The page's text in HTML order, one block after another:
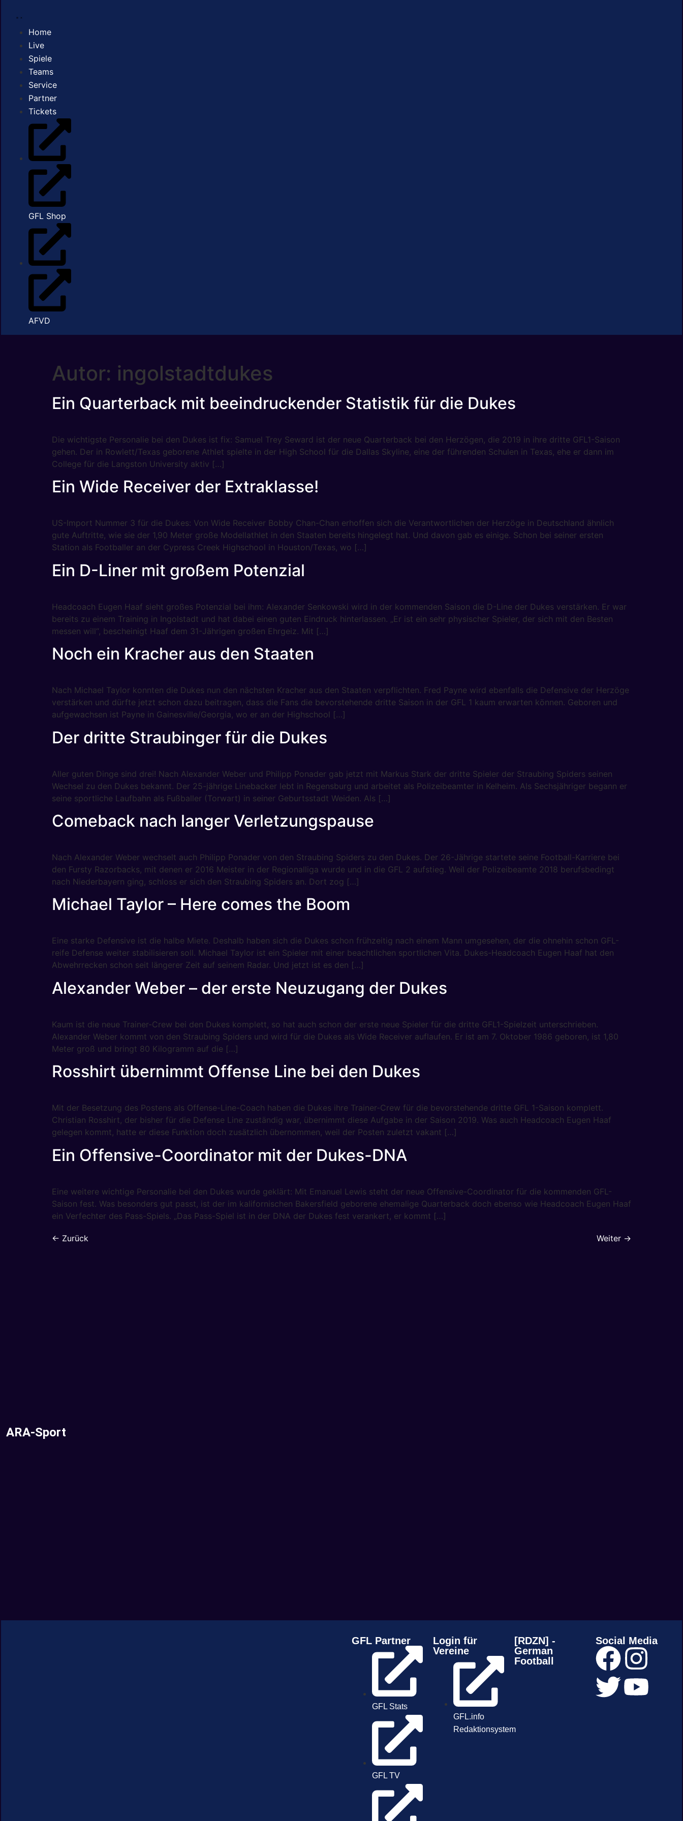
Home
Live
Spiele
Teams
Service
Partner
Tickets
GFL Shop
AFVD
Autor: ingolstadtdukes
Ein Quarterback mit beeindruckender Statistik für die Dukes
Die wichtigste Personalie bei den Dukes ist fix: Samuel Trey Seward ist der neue Quarterback bei den Herzögen, die 2019 in ihre dritte GFL1-Saison
gehen. Der in Rowlett/Texas geborene Athlet spielte in der High School für die Dallas Skyline, eine der führenden Schulen in Texas, ehe er dann im
College für die Langston University aktiv […]
Ein Wide Receiver der Extraklasse!
US-Import Nummer 3 für die Dukes: Von Wide Receiver Bobby Chan-Chan erhoffen sich die Verantwortlichen der Herzöge in Deutschland ähnlich
gute Auftritte, wie sie der 1,90 Meter große Modellathlet in den Staaten bereits hingelegt hat. Und davon gab es einige. Schon bei seiner ersten
Station als Footballer an der Cypress Creek Highschool in Houston/Texas, wo […]
Ein D-Liner mit großem Potenzial
Headcoach Eugen Haaf sieht großes Potenzial bei ihm: Alexander Senkowski wird in der kommenden Saison die D-Line der Dukes verstärken. Er war
bereits zu einem Training in Ingolstadt und hat dabei einen guten Eindruck hinterlassen. „Er ist ein sehr physischer Spieler, der sich mit den Besten
messen will“, bescheinigt Haaf dem 31-Jährigen großen Ehrgeiz. Mit […]
Noch ein Kracher aus den Staaten
Nach Michael Taylor konnten die Dukes nun den nächsten Kracher aus den Staaten verpflichten. Fred Payne wird ebenfalls die Defensive der Herzöge
verstärken und dürfte jetzt schon dazu beitragen, dass die Fans die bevorstehende dritte Saison in der GFL 1 kaum erwarten können. Geboren und
aufgewachsen ist Payne in Gainesville/Georgia, wo er an der Highschool […]
Der dritte Straubinger für die Dukes
Aller guten Dinge sind drei! Nach Alexander Weber und Philipp Ponader gab jetzt mit Markus Stark der dritte Spieler der Straubing Spiders seinen
Wechsel zu den Dukes bekannt. Der 25-jährige Linebacker lebt in Regensburg und arbeitet als Polizeibeamter in Kelheim. Als Sechsjähriger begann er
seine sportliche Laufbahn als Fußballer (Torwart) in seiner Geburtsstadt Weiden. Als […]
Comeback nach langer Verletzungspause
Nach Alexander Weber wechselt auch Philipp Ponader von den Straubing Spiders zu den Dukes. Der 26-Jährige startete seine Football-Karriere bei
den Fursty Razorbacks, mit denen er 2016 Meister in der Regionalliga wurde und in die GFL 2 aufstieg. Weil der Polizeibeamte 2018 berufsbedingt
nach Niederbayern ging, schloss er sich den Straubing Spiders an. Dort zog […]
Michael Taylor – Here comes the Boom
Eine starke Defensive ist die halbe Miete. Deshalb haben sich die Dukes schon frühzeitig nach einem Mann umgesehen, der die ohnehin schon GFL-
reife Defense weiter stabilisieren soll. Michael Taylor ist ein Spieler mit einer beachtlichen sportlichen Vita. Dukes-Headcoach Eugen Haaf hat den
Abwehrrecken schon seit längerer Zeit auf seinem Radar. Und jetzt ist es den […]
Alexander Weber – der erste Neuzugang der Dukes
Kaum ist die neue Trainer-Crew bei den Dukes komplett, so hat auch schon der erste neue Spieler für die dritte GFL1-Spielzeit unterschrieben.
Alexander Weber kommt von den Straubing Spiders und wird für die Dukes als Wide Receiver auflaufen. Er ist am 7. Oktober 1986 geboren, ist 1,80
Meter groß und bringt 80 Kilogramm auf die […]
Rosshirt übernimmt Offense Line bei den Dukes
Mit der Besetzung des Postens als Offense-Line-Coach haben die Dukes ihre Trainer-Crew für die bevorstehende dritte GFL 1-Saison komplett.
Christian Rosshirt, der bisher für die Defense Line zuständig war, übernimmt diese Aufgabe in der Saison 2019. Was auch Headcoach Eugen Haaf
gelegen kommt, hatte er diese Funktion doch zusätzlich übernommen, weil der Posten zuletzt vakant […]
Ein Offensive-Coordinator mit der Dukes-DNA
Eine weitere wichtige Personalie bei den Dukes wurde geklärt: Mit Emanuel Lewis steht der neue Offensive-Coordinator für die kommenden GFL-
Saison fest. Was besonders gut passt, ist der im kalifornischen Bakersfield geborene ehemalige Quarterback doch ebenso wie Headcoach Eugen Haaf
ein Verfechter des Pass-Spiels. „Das Pass-Spiel ist in der DNA der Dukes fest verankert, er kommt […]
← Zurück Weiter →
ARA-Sport
GFL Partner
GFL Stats
GFL TV
Login für
Vereine
GFL.info
Redaktionsystem
[RDZN] -
German
Football
Social Media